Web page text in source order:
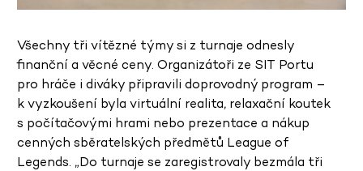
Všechny tři vítězné týmy si z turnaje odnesly
finanční a věcné ceny. Organizátoři ze SIT Portu
pro hráče i diváky připravili doprovodný program –
k vyzkoušení byla virtuální realita, relaxační koutek
s počítačovými hrami nebo prezentace a nákup
cenných sběratelských předmětů League of
Legends. „Do turnaje se zaregistrovaly bezmála tři